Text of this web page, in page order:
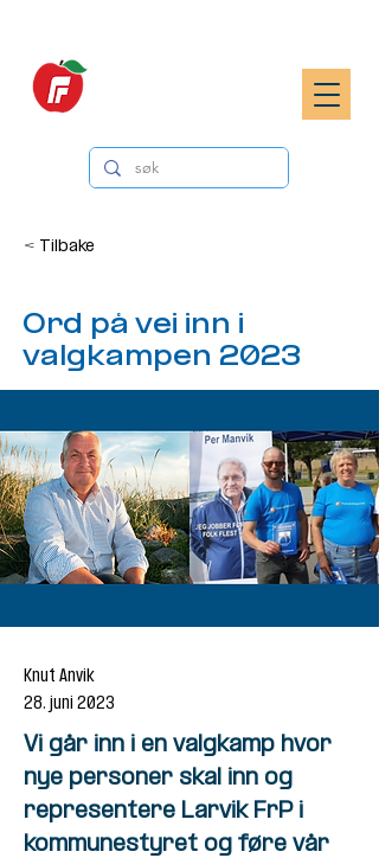
< Tilbake
Ord på vei inn i
valgkampen 2023
Knut Anvik
28. juni 2023
Vi går inn i en valgkamp hvor
nye personer skal inn og
representere Larvik FrP i
kommunestyret og føre vår